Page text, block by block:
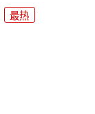
最热